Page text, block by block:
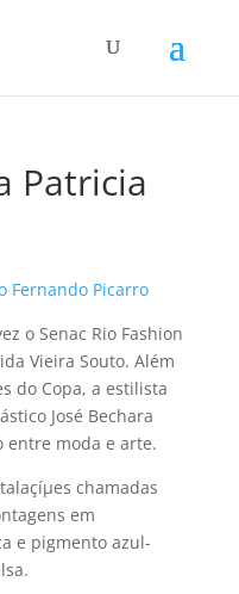
Patricia
o Senac Rio Fashion
Vieira Souto. Além
do Copa, a estilista
José Bechara
entre moda e arte.
chamadas
em
e pigmento azul-